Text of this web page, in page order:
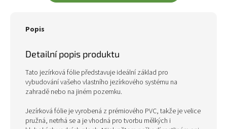
Popis
Detailní popis produktu
Tato jezírková fólie představuje ideální základ pro
vybudování vašeho vlastního jezírkového systému na
zahradě nebo na jiném pozemku.
Jezírková fólie je vyrobená z prémiového PVC, takže je velice
pružná, netrhá se a je vhodná pro tvorbu mělkých i